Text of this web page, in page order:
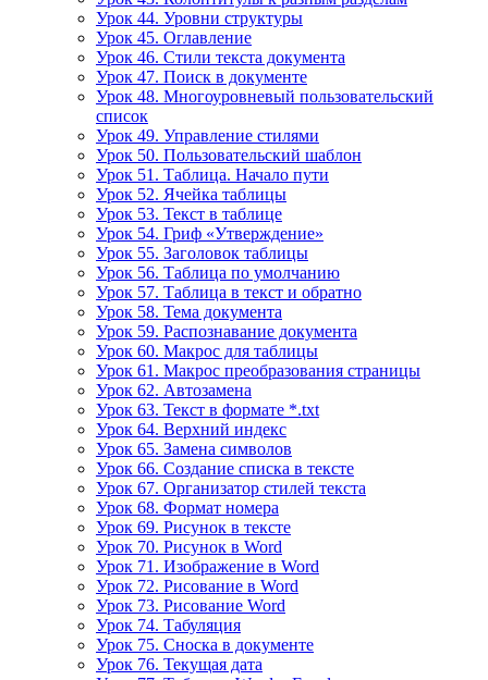
Урок 44. Уровни структуры
Урок 45. Оглавление
Урок 46. Стили текста документа
Урок 47. Поиск в документе
Урок 48. Многоуровневый пользовательский
список
Урок 49. Управление стилями
Урок 50. Пользовательский шаблон
Урок 51. Таблица. Начало пути
Урок 52. Ячейка таблицы
Урок 53. Текст в таблице
Урок 54. Гриф «Утверждение»
Урок 55. Заголовок таблицы
Урок 56. Таблица по умолчанию
Урок 57. Таблица в текст и обратно
Урок 58. Тема документа
Урок 59. Распознавание документа
Урок 60. Макрос для таблицы
Урок 61. Макрос преобразования страницы
Урок 62. Автозамена
Урок 63. Текст в формате *.txt
Урок 64. Верхний индекс
Урок 65. Замена символов
Урок 66. Создание списка в тексте
Урок 67. Организатор стилей текста
Урок 68. Формат номера
Урок 69. Рисунок в тексте
Урок 70. Рисунок в Word
Урок 71. Изображение в Word
Урок 72. Рисование в Word
Урок 73. Рисование Word
Урок 74. Табуляция
Урок 75. Сноска в документе
Урок 76. Текущая дата